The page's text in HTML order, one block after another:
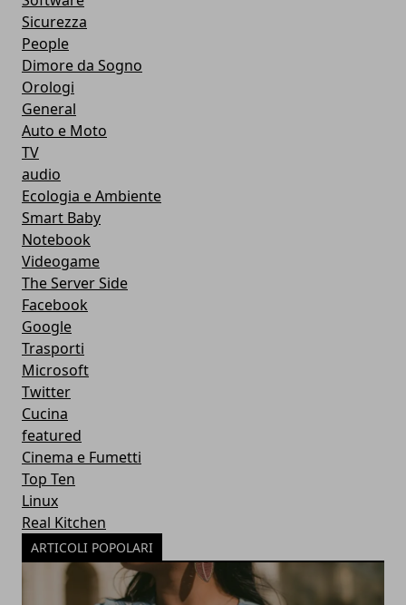
Sicurezza
People
Dimore da Sogno
Orologi
General
Auto e Moto
TV
audio
Ecologia e Ambiente
Smart Baby
Notebook
Videogame
The Server Side
Facebook
Google
Trasporti
Microsoft
Twitter
Cucina
featured
Cinema e Fumetti
Top Ten
Linux
Real Kitchen
ARTICOLI POPOLARI